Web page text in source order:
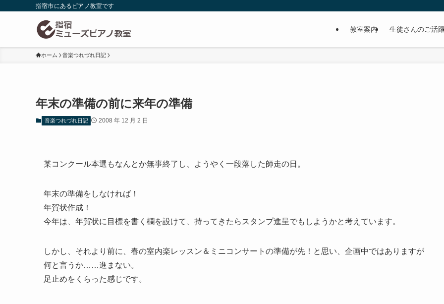
指宿市にあるピアノ教室です
教室案内 生徒さんのご活
ホーム 音楽つれづれ日記
年末の準備の前に来年の準備
音楽つれづれ日記 2008 年 12 月 2 日
某コンクール本選もなんとか無事終了し、ようやく一段落した師走の日。
年末の準備をしなければ！
年賀状作成！
今年は、年賀状に目標を書く欄を設けて、持ってきたらスタンプ進呈でもしようかと考えています。
しかし、それより前に、春の室内楽レッスン＆ミニコンサートの準備が先！と思い、企画中ではありますが
何と言うか……進まない。
足止めをくらった感じです。